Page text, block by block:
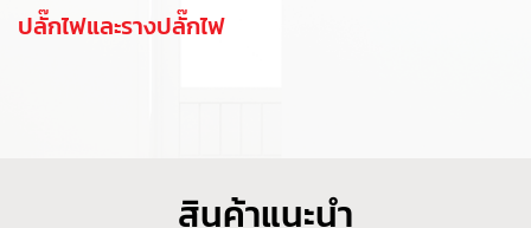
ปลั๊กไฟและรางปลั๊กไฟ
สินค้าแนะนำ